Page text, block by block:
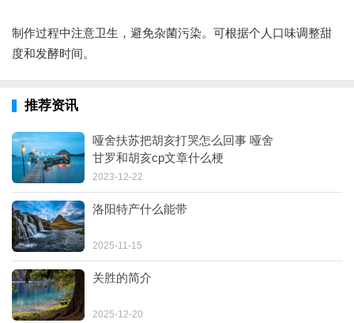
制作过程中注意卫生，避免杂菌污染。可根据个人口味调整甜
度和发酵时间。
推荐资讯
哑舍扶苏把胡亥打哭怎么回事 哑舍
甘罗和胡亥cp文章什么梗
2023-12-22
洛阳特产什么能带
2025-11-15
关胜的简介
2025-12-20